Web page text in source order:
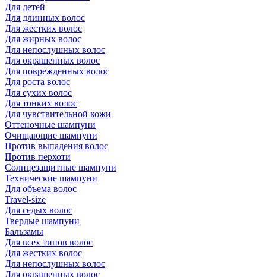
Для детей
Для длинных волос
Для жестких волос
Для жирных волос
Для непослушных волос
Для окрашенных волос
Для поврежденных волос
Для роста волос
Для сухих волос
Для тонких волос
Для чувствительной кожи
Оттеночные шампуни
Очищающие шампуни
Против выпадения волос
Против перхоти
Солнцезащитные шампуни
Технические шампуни
Для объема волос
Travel-size
Для седых волос
Твердые шампуни
Бальзамы
Для всех типов волос
Для жестких волос
Для непослушных волос
Для окрашенных волос